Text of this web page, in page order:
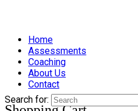
Home
Assessments
Coaching
About Us
Contact
Search for: